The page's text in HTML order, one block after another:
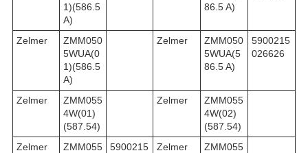
1)(586.5
A)
86.5 A)
Zelmer
ZMM050
5WUA(0
1)(586.5
A)
Zelmer
ZMM050
5WUA(5
86.5 A)
5900215
026626
Zelmer
ZMM055
4W(01)
(587.54)
Zelmer
ZMM055
4W(02)
(587.54)
Zelmer
ZMM055
5900215
Zelmer
ZMM055